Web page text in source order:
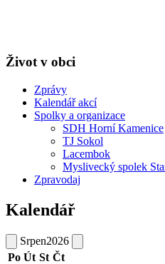
Život v obci
Zprávy
Kalendář akcí
Spolky a organizace
SDH Horní Kamenice
TJ Sokol
Lacembok
Myslivecký spolek
Zpravodaj
Kalendář
Srpen2026
Po Út St Čt